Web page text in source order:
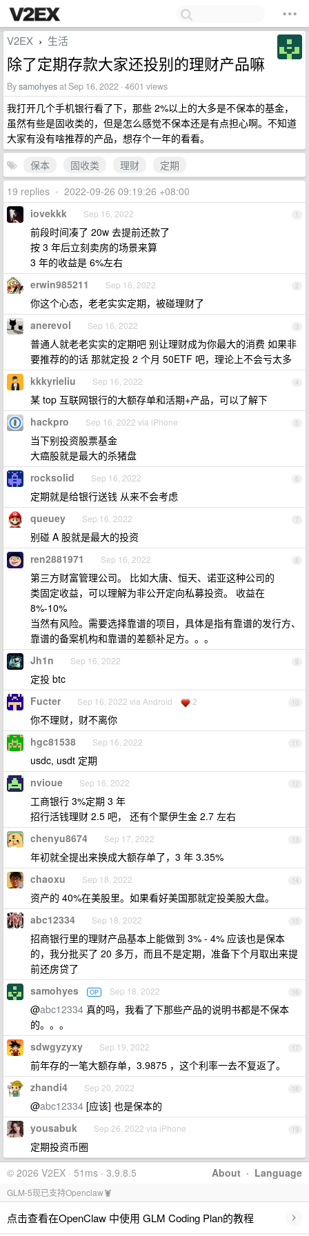
V2EX › 生活
除了定期存款大家还投别的理财产品嘛
Bysamohyesat Sep 16, 2022 · 4601 views
我打开几个手机银行看了下，那些 2%以上的大多是不保本的基金，
虽然有些是固收类的，但是怎么感觉不保本还是有点担心啊。不知道
大家有没有啥推荐的产品，想存个一年的看看。
保本
固收类 理财
定期
19 replies • 2022-09-26 09:19:26 +08:00
1
iovekkk Sep 16, 2022
前段时间凑了 20w 去提前还款了
按 3 年后立刻卖房的场景来算
3 年的收益是 6%左右
2
erwin985211 Sep 16, 2022
你这个心态，老老实实定期，被碰理财了
3
anerevol Sep 16, 2022
普通人就老老实实的定期吧 别让理财成为你最大的消费 如果非
要推荐的的话 那就定投 2 个月 50ETF 吧，理论上不会亏太多
4
kkkyrieliu Sep 16, 2022
某 top 互联网银行的大额存单和活期+产品，可以了解下
5
hackpro Sep 16, 2022 via iPhone
当下别投资股票基金
大癌股就是最大的杀猪盘
6
rocksolid Sep 16, 2022
定期就是给银行送钱 从来不会考虑
7
queuey Sep 16, 2022
别碰 A 股就是最大的投资
8
ren2881971 Sep 16, 2022
第三方财富管理公司。 比如大唐、恒天、诺亚这种公司的
类固定收益，可以理解为非公开定向私募投资。 收益在
8%-10%
当然有风险。需要选择靠谱的项目，具体是指有靠谱的发行方、
靠谱的备案机构和靠谱的差额补足方。。。
9
Jh1n Sep 16, 2022
定投 btc
10
Fucter Sep 16, 2022 via Android 2
你不理财，财不离你
11
hgc81538 Sep 16, 2022
usdc, usdt 定期
12
nvioue Sep 16, 2022
工商银行 3%定期 3 年
招行活钱理财 2.5 吧， 还有个聚伊生金 2.7 左右
13
chenyu8674 Sep 17, 2022
年初就全提出来换成大额存单了，3 年 3.35%
14
chaoxu Sep 18, 2022
资产的 40%在美股里。如果看好美国那就定投美股大盘。
15
abc12334 Sep 18, 2022
招商银行里的理财产品基本上能做到 3% - 4% 应该也是保本
的，我分批买了 20 多万，而且不是定期，准备下个月取出来提
前还房贷了
16
samohyes OP Sep 18, 2022
@abc12334 真的吗，我看了下那些产品的说明书都是不保本
的。。。
17
sdwgyzyxy Sep 19, 2022
前年存的一笔大额存单，3.9875 ，这个利率一去不复返了。
18
zhandi4 Sep 20, 2022
@abc12334 [应该] 也是保本的
19
yousabuk Sep 26, 2022 via iPhone
定期投资币圈
About · Language
© 2026 V2EX · 51ms · 3.9.8.5
GLM-5现已支持Openclaw🦞
点击查看在OpenClaw 中使用 GLM Coding Plan的教程 ›